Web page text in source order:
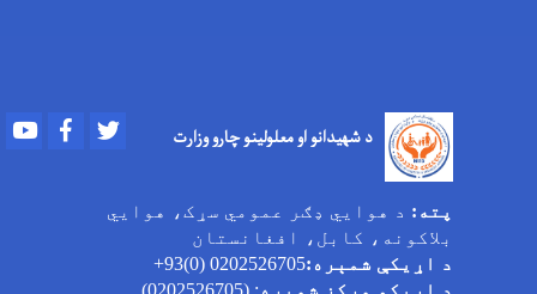
د شهیدانو او معلولینو چارو وزارت Youtube Facebook Twitter
پته: د هوایي ډګر عمومي سړک، هوایي
بلاکونه، کابل، افغانستان
د اړیکې شمېره:0202526705 (0)93+
د اړیکو مرکز شمېره : (0202526705)